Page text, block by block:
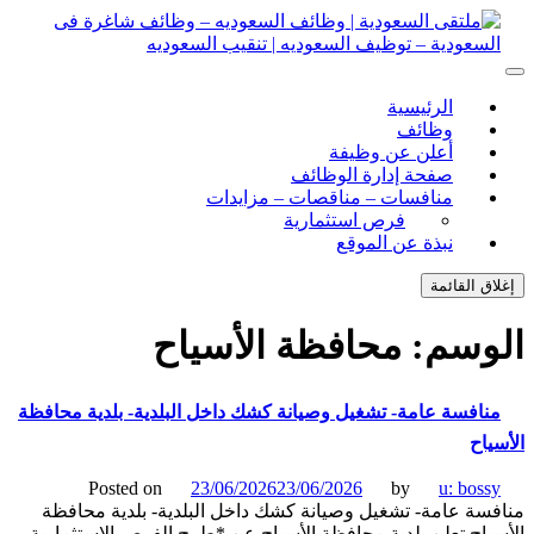
– توظيف السعوديه | تنقيب السعوديه
السعوديه | تنقيب السعوديه
الرئيسية
وظائف
أعلن عن وظيفة
صفحة إدارة الوظائف
منافسات – مناقصات – مزايدات
فرص استثمارية
نبذة عن الموقع
القائمة
محافظة الأسياح
عامة- تشغيل وصيانة كشك داخل البلدية- بلدية محافظة
Posted on 23/06/202623/06/2026 by
u:
عامة- تشغيل وصيانة كشك داخل البلدية- بلدية محافظة